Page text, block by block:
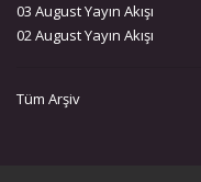
03 August Yayın Akışı
02 August Yayın Akışı
Tüm Arşiv